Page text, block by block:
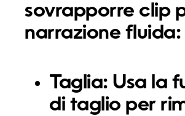
sovrapporre clip
narrazione fluida:
Taglia: Usa la
di taglio per